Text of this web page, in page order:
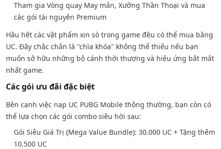
Tham gia Vòng quay May mắn, Xưởng Thần Thoại và mua
các gói tài nguyên Premium
Hầu hết các vật phẩm xịn sò trong game đều có thể mua bằng
UC. Đây chắc chắn là "chìa khóa" không thể thiếu nếu bạn
muốn sở hữu những bộ cánh thời thượng và hiệu ứng bắt mắt
nhất game.
Các gói ưu đãi đặc biệt
Bên cạnh việc nạp UC PUBG Mobile thông thường, bạn còn có
thể lựa chọn các gói combo siêu hời sau:
Gói Siêu Giá Trị (Mega Value Bundle): 30.000 UC + Tặng thêm
10.500 UC